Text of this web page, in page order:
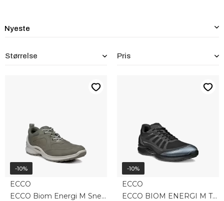
Størrelse Pris
-10%
ECCO
ECCO Biom Energi M Sneaker 850814-61477
-10%
ECCO
ECCO BIOM ENERGI M TEX SNEAKER 850834-00101